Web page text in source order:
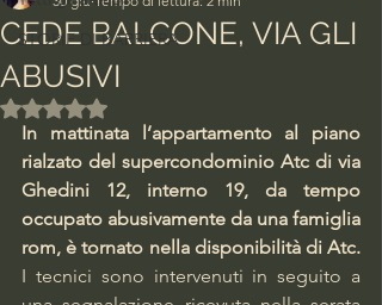
STORIE DI BARRIERA
CEDE BALCONE, VIA GLI
ABUSIVI
Valutazione NaN stelle su 5.
In mattinata l’appartamento al piano
rialzato del supercondominio Atc di via
Ghedini 12, interno 19, da tempo
occupato abusivamente da una famiglia
I tecnici sono intervenuti in seguito a